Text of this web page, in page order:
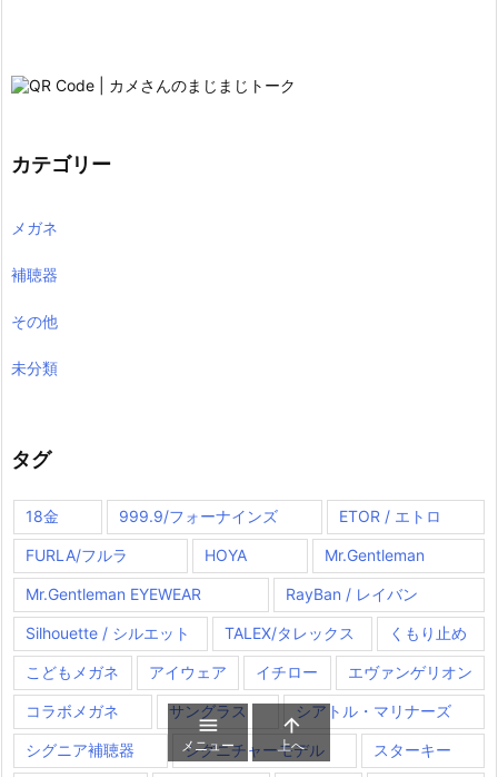
カテゴリー
メガネ
補聴器
その他
未分類
タグ
18金 999.9/フォーナインズ ETOR / エトロ
FURLA/フルラ HOYA Mr.Gentleman
Mr.Gentleman EYEWEAR RayBan / レイバン
Silhouette / シルエット TALEX/タレックス くもり止め
こどもメガネ アイウェア イチロー エヴァンゲリオン
コラボメガネ サングラス シアトル・マリナーズ
シグニア補聴器 シグニチャーモデル スターキー

メニュー

上へ